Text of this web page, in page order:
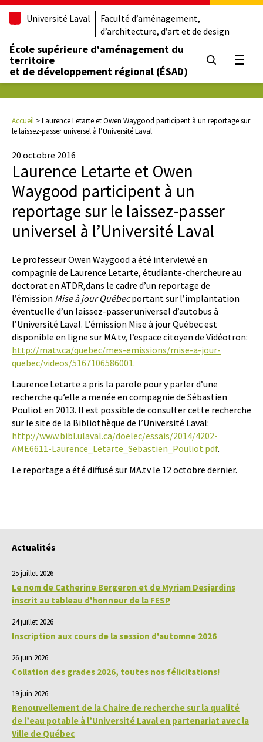
Université Laval
Faculté d’aménagement,
d’architecture, d’art et de design
École supérieure d'aménagement du
territoire
et de développement régional (ÉSAD)
Accueil >Laurence Letarte et Owen Waygood participent à un reportage sur
le laissez-passer universel à l’Université Laval
20 octobre 2016
Laurence Letarte et Owen
Waygood participent à un
reportage sur le laissez-passer
universel à l’Université Laval
Le professeur Owen Waygood a été interviewé en
compagnie de Laurence Letarte, étudiante-chercheure au
doctorat en ATDR,dans le cadre d’un reportage de
l’émission Mise à jour Québecportant sur l’implantation
éventuelle d’un laissez-passer universel d’autobus à
l’Université Laval. L’émission Mise à jour Québec est
disponible en ligne sur MA.tv, l’espace citoyen de Vidéotron:
http://matv.ca/quebec/mes-emissions/mise-a-jour-
quebec/videos/5167106586001.
Laurence Letarte a pris la parole pour y parler d’une
recherche qu’elle a menée en compagnie de Sébastien
Pouliot en 2013. Il est possible de consulter cette recherche
sur le site de la Bibliothèque de l’Université Laval:
http://www.bibl.ulaval.ca/doelec/essais/2014/4202-
AME6611-Laurence_Letarte_Sebastien_Pouliot.pdf.
Le reportage a été diffusé sur MA.tv le 12 octobre dernier.
Actualités
25 juillet 2026
Le nom de Catherine Bergeron et de Myriam Desjardins
inscrit au tableau d'honneur de la FESP
24 juillet 2026
Inscription aux cours de la session d'automne 2026
26 juin 2026
Collation des grades 2026, toutes nos félicitations!
19 juin 2026
Renouvellement de la Chaire de recherche sur la qualité
de l’eau potable à l’Université Laval en partenariat avec la
Ville de Québec